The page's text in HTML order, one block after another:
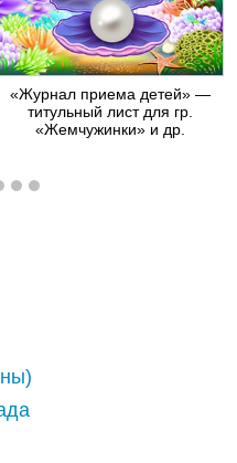
«Журнал приема детей» —
титульный лист для гр.
«Жемчужинки» и др.